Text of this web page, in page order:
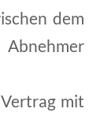
dem
mit